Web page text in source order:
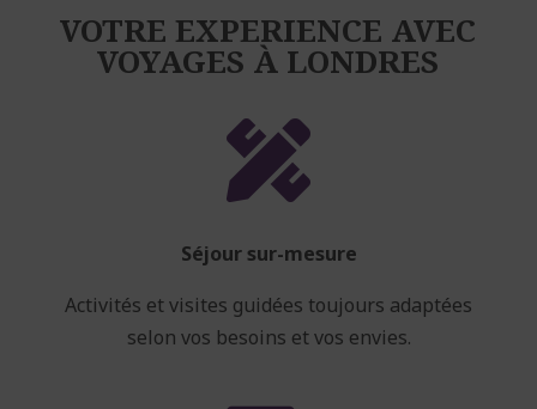
VOTRE EXPERIENCE AVEC
VOYAGES À LONDRES

Séjour sur-mesure
Activités et visites guidées toujours adaptées
selon vos besoins et vos envies.